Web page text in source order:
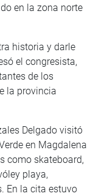
en la zona norte
historia y darle
el congresista,
de los
la provincia
Delgado visitó
en Magdalena
como skateboard,
playa,
En la cita estuvo